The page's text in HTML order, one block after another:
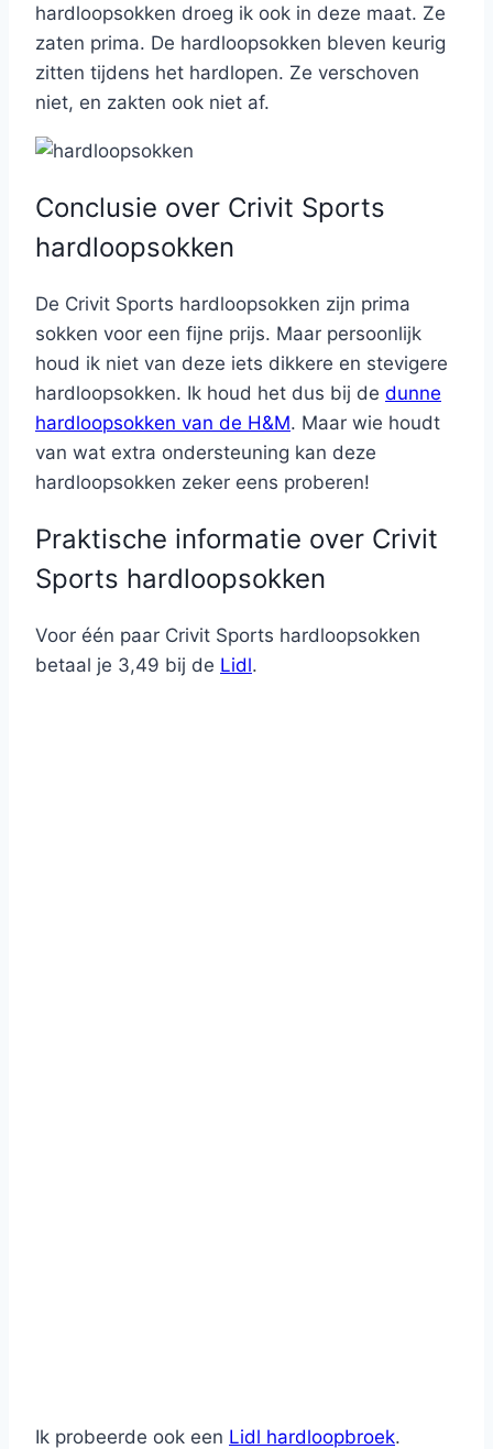
hardloopsokken droeg ik ook in deze maat. Ze
zaten prima. De hardloopsokken bleven keurig
zitten tijdens het hardlopen. Ze verschoven
niet, en zakten ook niet af.
Conclusie over Crivit Sports
hardloopsokken
De Crivit Sports hardloopsokken zijn prima
sokken voor een fijne prijs. Maar persoonlijk
houd ik niet van deze iets dikkere en stevigere
hardloopsokken. Ik houd het dus bij de dunne
hardloopsokken van de H&M. Maar wie houdt
van wat extra ondersteuning kan deze
hardloopsokken zeker eens proberen!
Praktische informatie over Crivit
Sports hardloopsokken
Voor één paar Crivit Sports hardloopsokken
betaal je 3,49 bij de Lidl.
Ik probeerde ook een Lidl hardloopbroek.